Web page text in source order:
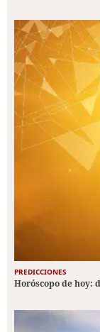
PREDICCIONES
Horóscopo de hoy: